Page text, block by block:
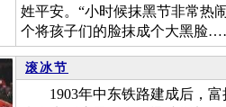
姓平安。“小时候抹黑节非常热
个将孩子们的脸抹成个大黑脸
滚冰节
1903年中东铁路建成后，富